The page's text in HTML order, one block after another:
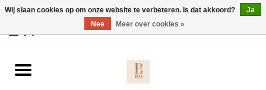
Wij slaan cookies op om onze website te verbeteren. Is dat akkoord?
Ja
Nee
Meer over cookies »
Webshop werkt met EU maten. .